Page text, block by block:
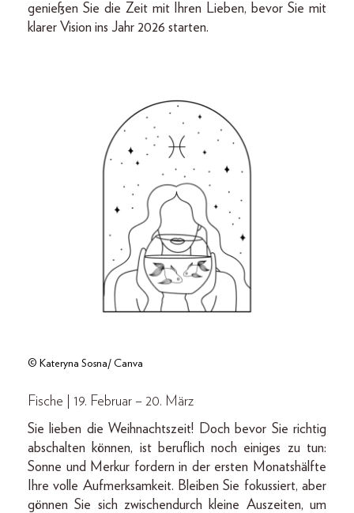
genießen Sie die Zeit mit Ihren Lieben, bevor Sie mit
klarer Vision ins Jahr 2026 starten.
© Kateryna Sosna/ Canva
Fische | 19. Februar – 20. März
Sie lieben die Weihnachtszeit! Doch bevor Sie richtig
abschalten können, ist beruflich noch einiges zu tun:
Sonne und Merkur fordern in der ersten Monatshälfte
Ihre volle Aufmerksamkeit. Bleiben Sie fokussiert, aber
gönnen Sie sich zwischendurch kleine Auszeiten, um